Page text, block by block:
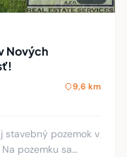
Nových
9,6 km
stavebný pozemok v
pozemku sa